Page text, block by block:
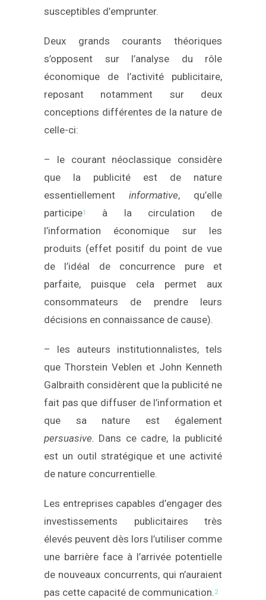
susceptibles d’emprunter.
Deux grands courants théoriques
s’opposent sur l’analyse du rôle
économique de l’activité publicitaire,
reposant notamment sur deux
conceptions différentes de la nature de
celle-ci:
– le courant néoclassique considère
que la publicité est de nature
essentiellement informative, qu’elle
participe1
à la circulation de
l’information économique sur les
produits (effet positif du point de vue
de l’idéal de concurrence pure et
parfaite, puisque cela permet aux
consommateurs de prendre leurs
décisions en connaissance de cause).
– les auteurs institutionnalistes, tels
que Thorstein Veblen et John Kenneth
Galbraith considèrent que la publicité ne
fait pas que diffuser de l’information et
que sa nature est également
persuasive. Dans ce cadre, la publicité
est un outil stratégique et une activité
de nature concurrentielle.
Les entreprises capables d’engager des
investissements publicitaires très
élevés peuvent dès lors l’utiliser comme
une barrière face à l’arrivée potentielle
de nouveaux concurrents, qui n’auraient
pas cette capacité de communication.2